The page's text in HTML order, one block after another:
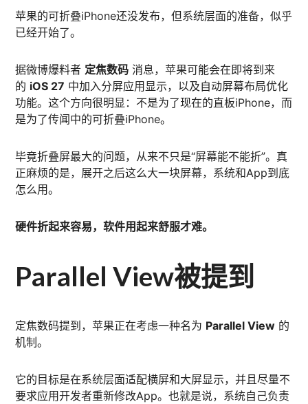
苹果的可折叠iPhone还没发布，但系统层面的准备，似乎
已经开始了。
据微博爆料者 定焦数码 消息，苹果可能会在即将到来
的 iOS 27 中加入分屏应用显示，以及自动屏幕布局优化
功能。这个方向很明显：不是为了现在的直板iPhone，而
是为了传闻中的可折叠iPhone。
毕竟折叠屏最大的问题，从来不只是“屏幕能不能折”。真
正麻烦的是，展开之后这么大一块屏幕，系统和App到底
怎么用。
硬件折起来容易，软件用起来舒服才难。
Parallel View被提到
定焦数码提到，苹果正在考虑一种名为 Parallel View 的
机制。
它的目标是在系统层面适配横屏和大屏显示，并且尽量不
要求应用开发者重新修改App。也就是说，系统自己负责